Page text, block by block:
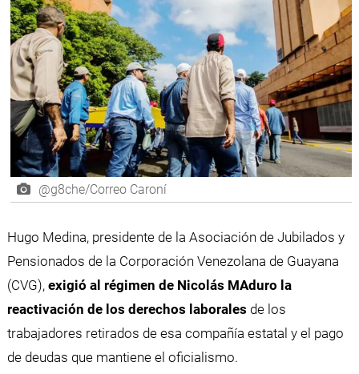
@g8che/Correo Caroní
Hugo Medina, presidente de la Asociación de Jubilados y
Pensionados de la Corporación Venezolana de Guayana
(CVG), exigió al régimen de Nicolás MAduro la
reactivación de los derechos laborales de los
trabajadores retirados de esa compañía estatal y el pago
de deudas que mantiene el oficialismo.